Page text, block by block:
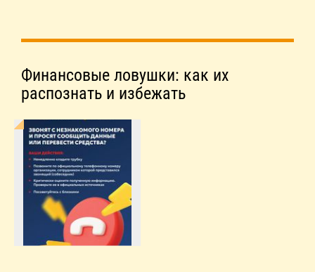
Финансовые ловушки: как их
распознать и избежать